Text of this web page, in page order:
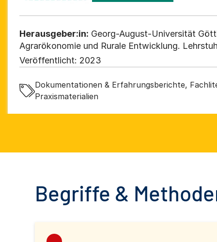
Herausgeber:in: Georg-August-Universität
Agrarökonomie und Rurale Entwicklung.
Ländlicher Räume
Veröffentlicht: 2023
Dokumentationen & Erfahrungsberichte,
Praxismaterialien
Begriffe &